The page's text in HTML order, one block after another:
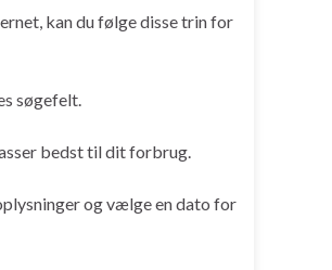
kan du følge disse trin for
søgefelt.
bedst til dit forbrug.
og vælge en dato for